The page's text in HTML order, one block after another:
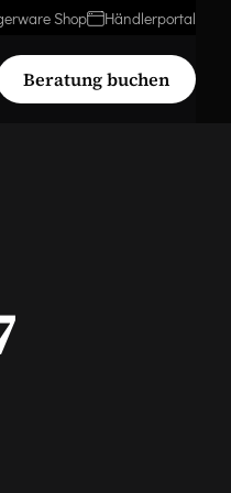
Shop Händlerportal
Beratung buchen